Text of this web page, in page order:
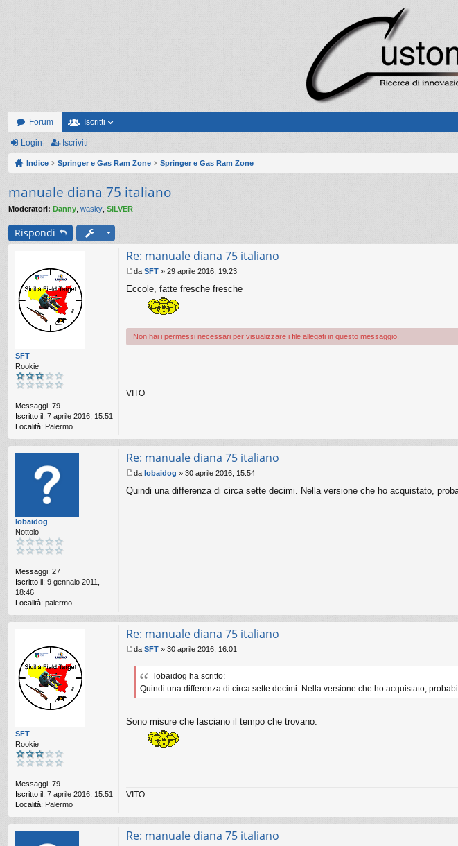
Forum Iscritti
Login Iscriviti
Indice Springer e Gas Ram Zone Springer e Gas Ram Zone
manuale diana 75 italiano
Moderatori: Danny wasky SILVER
Rispondi
SFT
Rookie
Messaggi: 79
Iscritto il: 7 aprile 2016, 15:51
Località: Palermo
Re: manuale diana 75 italiano
e
g
da SFT » 29 aprile 2016, 19:23
Eccole, fatte fresche fresche
Non hai i permessi necessari per visualizzare i file allegati in questo messaggio.
VITO
lobaidog
Nottolo
Messaggi: 27
Iscritto il: 9 gennaio 2011,
18:46
Località: palermo
Re: manuale diana 75 italiano
e
da lobaidog » 30 aprile 2016, 15:54
Quindi una differenza di circa sette decimi. Nella versione che ho acquistato,
SFT
Rookie
Messaggi: 79
Iscritto il: 7 aprile 2016, 15:51
Località: Palermo
Re: manuale diana 75 italiano
e
a
g
da SFT » 30 aprile 2016, 16:01
lobaidog ha scritto:
Quindi una differenza di circa sette decimi. Nella versione che ho acquistato,
Sono misure che lasciano il tempo che trovano.
VITO
Re: manuale diana 75 italiano